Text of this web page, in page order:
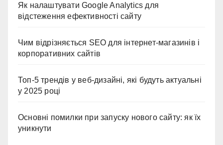
Як налаштувати Google Analytics для
відстеження ефективності сайту
Чим відрізняється SEO для інтернет-магазинів і
корпоративних сайтів
Топ-5 трендів у веб-дизайні, які будуть актуальні
у 2025 році
Основні помилки при запуску нового сайту: як їх
уникнути